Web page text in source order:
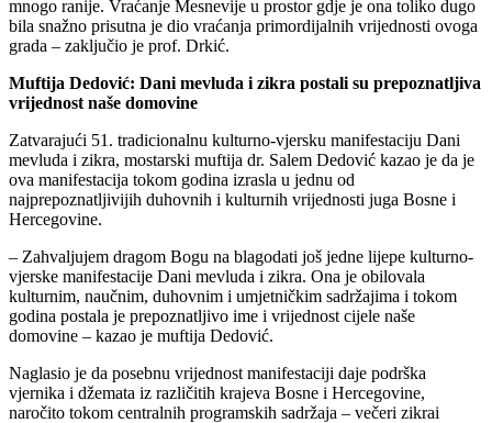
mnogo ranije. Vraćanje Mesnevije u prostor gdje je ona toliko dugo
bila snažno prisutna je dio vraćanja primordijalnih vrijednosti ovoga
grada – zaključio je prof. Drkić.
Muftija Dedović: Dani mevluda i zikra postali su prepoznatljiva
vrijednost naše domovine
Zatvarajući 51. tradicionalnu kulturno-vjersku manifestaciju Dani
mevluda i zikra, mostarski muftija dr. Salem Dedović kazao je da je
ova manifestacija tokom godina izrasla u jednu od
najprepoznatljivijih duhovnih i kulturnih vrijednosti juga Bosne i
Hercegovine.
– Zahvaljujem dragom Bogu na blagodati još jedne lijepe kulturno-
vjerske manifestacije Dani mevluda i zikra. Ona je obilovala
kulturnim, naučnim, duhovnim i umjetničkim sadržajima i tokom
godina postala je prepoznatljivo ime i vrijednost cijele naše
domovine – kazao je muftija Dedović.
Naglasio je da posebnu vrijednost manifestaciji daje podrška
vjernika i džemata iz različitih krajeva Bosne i Hercegovine,
naročito tokom centralnih programskih sadržaja – večeri zikrai